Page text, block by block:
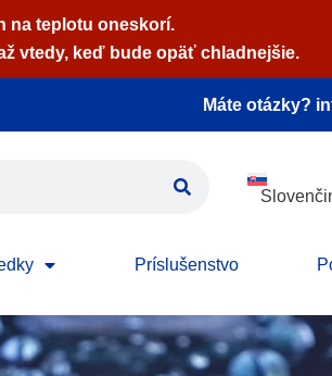
na teplotu oneskorí.
vtedy, keď bude opäť chladnejšie.
Máte otázky?
Príslušenstvo